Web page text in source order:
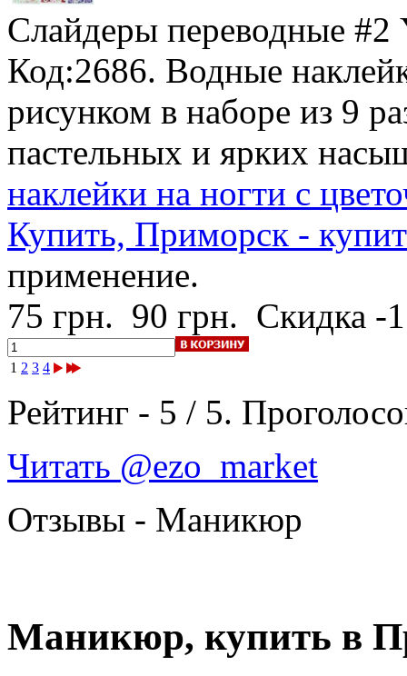
Слайдеры переводные
Код:2686. Водные
рисунком в наборе из 9
пастельных и ярких
наклейки на ногти с
Купить, Приморск -
применение.
75 грн. 90 грн. Скидка -
1 2 3 4
Рейтинг - 5 / 5.
Читать @ezo_market
Отзывы - Маникюр
Маникюр, купить в